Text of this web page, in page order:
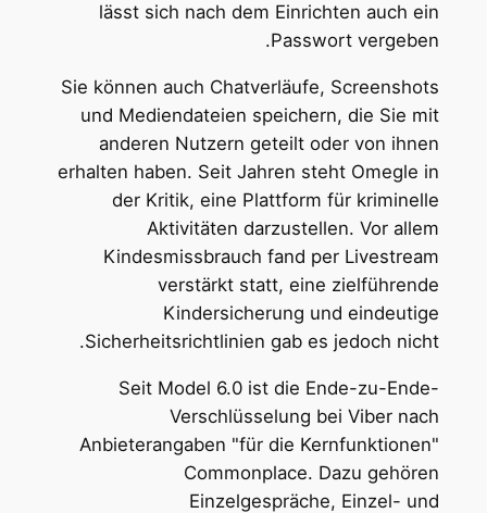
lässt sich nach dem Einrichten auch ein
Passwort vergeben.
Sie können auch Chatverläufe, Screenshots
und Mediendateien speichern, die Sie mit
anderen Nutzern geteilt oder von ihnen
erhalten haben. Seit Jahren steht Omegle in
der Kritik, eine Plattform für kriminelle
Aktivitäten darzustellen. Vor allem
Kindesmissbrauch fand per Livestream
verstärkt statt, eine zielführende
Kindersicherung und eindeutige
Sicherheitsrichtlinien gab es jedoch nicht.
Seit Model 6.0 ist die Ende-zu-Ende-
Verschlüsselung bei Viber nach
Anbieterangaben "für die Kernfunktionen"
Commonplace. Dazu gehören
Einzelgespräche, Einzel- und